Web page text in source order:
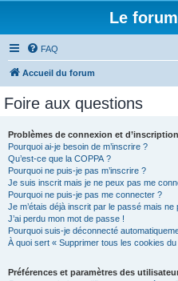
Le
FAQ
Accueil du forum
Foire aux questions
Problèmes de connexion et d’inscription
Pourquoi ai-je besoin de m’inscrire ?
Qu’est-ce que la COPPA ?
Pourquoi ne puis-je pas m’inscrire ?
Je suis inscrit mais je ne peux pas me
Pourquoi ne puis-je pas me connecter ?
Je m’étais déjà inscrit par le passé mais
J’ai perdu mon mot de passe !
Pourquoi suis-je déconnecté
À quoi sert « Supprimer tous les cookies
Préférences et paramètres des